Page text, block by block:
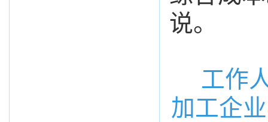
说。
工作
加工企